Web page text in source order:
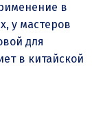
в
у мастеров
для
в китайской